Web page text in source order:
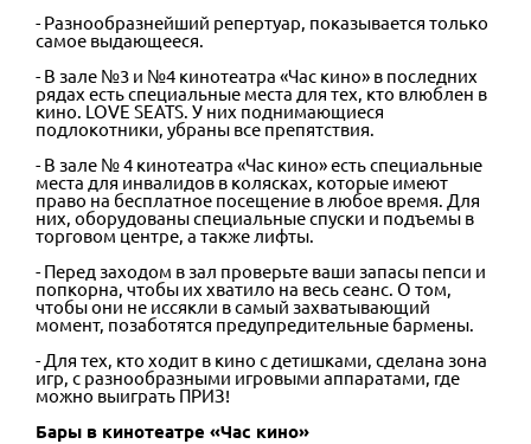
- Разнообразнейший репертуар, показывается только
самое выдающееся.
- В зале №3 и №4 кинотеатра «Час кино» в последних
рядах есть специальные места для тех, кто влюблен в
кино. LOVE SEATS. У них поднимающиеся
подлокотники, убраны все препятствия.
- В зале № 4 кинотеатра «Час кино» есть специальные
места для инвалидов в колясках, которые имеют
право на бесплатное посещение в любое время. Для
них, оборудованы специальные спуски и подъемы в
торговом центре, а также лифты.
- Перед заходом в зал проверьте ваши запасы пепси и
попкорна, чтобы их хватило на весь сеанс. О том,
чтобы они не иссякли в самый захватывающий
момент, позаботятся предупредительные бармены.
- Для тех, кто ходит в кино с детишками, сделана зона
игр, с разнообразными игровыми аппаратами, где
можно выиграть ПРИЗ!
Бары в кинотеатре «Час кино»